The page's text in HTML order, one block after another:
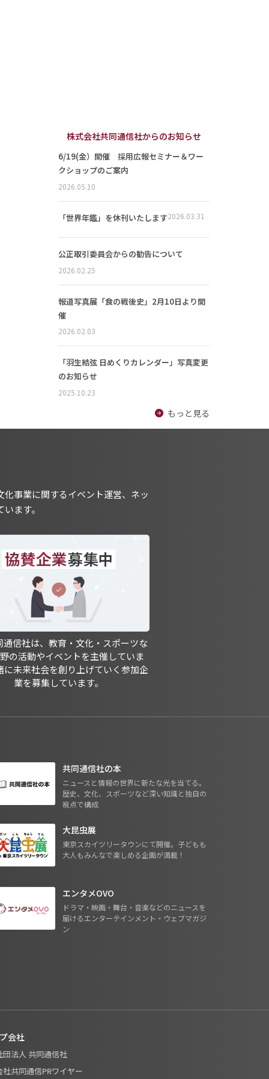
株式会社共同通信社からのお知らせ
6/19(金）開催 採用広報セミナー＆ワー
クショップのご案内
2026.05.10
「世界年鑑」を休刊いたします2026.03.31
公正取引委員会からの勧告について
2026.02.25
報道写真展「食の戦後史」2月10日より開
催
2026.02.03
「羽生結弦 日めくりカレンダー」写真変更
のお知らせ
2025.10.23
もっと見る
事業に関するイベント運営、ネッ
ます。
通信社は、教育・文化・スポーツな
の活動やイベントを主催していま
に未来社会を創り上げていく参加企
業を募集しています。
共同通信社の本
ニュースと情報の世界に新たな光を当てる。
歴史、文化、スポーツなど深い知識と独自の
視点で構成
大昆虫展
東京スカイツリータウンにて開催。子どもも
大人もみんなで楽しめる企画が満載！
エンタメOVO
ドラマ・映画・舞台・音楽などのニュースを
届けるエンターテインメント・ウェブマガジ
ン
会社
団法人 共同通信社
社共同通信PRワイヤー